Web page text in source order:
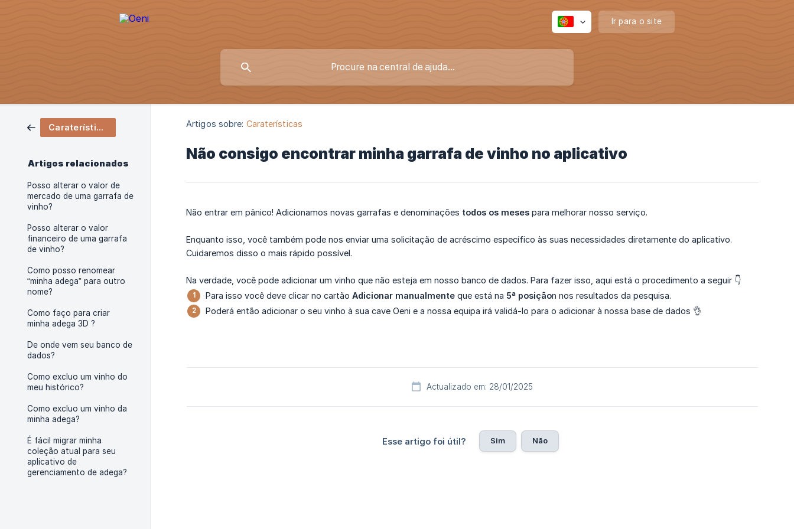
Ir para o site
Caraterísticas
Artigos relacionados
Posso alterar o valor de
mercado de uma garrafa de
vinho?
Posso alterar o valor
financeiro de uma garrafa
de vinho?
Como posso renomear
“minha adega” para outro
nome?
Como faço para criar
minha adega 3D ?
De onde vem seu banco de
dados?
Como excluo um vinho do
meu histórico?
Como excluo um vinho da
minha adega?
É fácil migrar minha
coleção atual para seu
aplicativo de
gerenciamento de adega?
Artigos sobre: Caraterísticas
Não consigo encontrar minha garrafa de vinho no aplicativo
Não entrar em pânico! Adicionamos novas garrafas e denominações todos os meses para melhorar nosso serviço.
Enquanto isso, você também pode nos enviar uma solicitação de acréscimo específico às suas necessidades diretamente do aplicativo.
Cuidaremos disso o mais rápido possível.
Na verdade, você pode adicionar um vinho que não esteja em nosso banco de dados. Para fazer isso, aqui está o procedimento a seguir 👇
Para isso você deve clicar no cartão Adicionar manualmente que está na 5ª posiçãon nos resultados da pesquisa.
Poderá então adicionar o seu vinho à sua cave Oeni e a nossa equipa irá validá-lo para o adicionar à nossa base de dados 👌
Actualizado em: 28/01/2025
Esse artigo foi útil? Sim Não